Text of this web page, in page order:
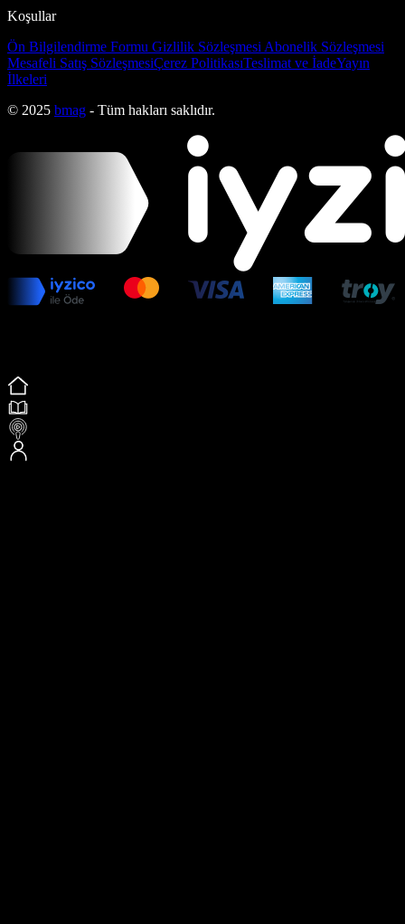
Koşullar
Ön Bilgilendirme Formu Gizlilik Sözleşmesi Abonelik Sözleşmesi
Mesafeli Satış SözleşmesiÇerez PolitikasıTeslimat ve İadeYayın
İlkeleri
© 2025 bmag - Tüm hakları saklıdır.